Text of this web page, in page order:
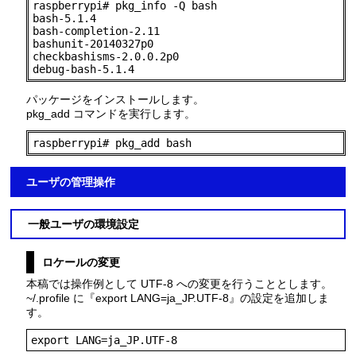
raspberrypi# pkg_info -Q bash
bash-5.1.4
bash-completion-2.11
bashunit-20140327p0
checkbashisms-2.0.0.2p0
debug-bash-5.1.4
パッケージをインストールします。
pkg_add コマンドを実行します。
raspberrypi# pkg_add bash
ユーザの管理操作
一般ユーザの環境設定
ロケールの変更
本稿では操作例として UTF-8 への変更を行うこととします。
~/.profile に『export LANG=ja_JP.UTF-8』の設定を追加しま
す。
export LANG=ja_JP.UTF-8